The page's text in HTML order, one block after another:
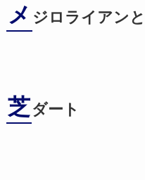
メ ジロライアン
芝ダート